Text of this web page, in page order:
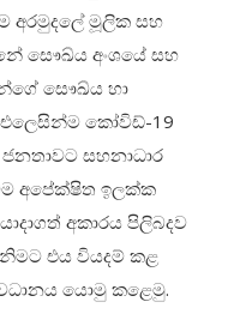
අරමුදලේ මූලික සහ
සෞඛ්ය අංශයේ සහ
සෞඛ්ය හා
කෝවිඩ්-19
සහනාධාර
අපේක්ෂිත ඉලක්ක
අකාරය පිලිබදව
එය වියදම් කළ
යොමු කළෙමු.